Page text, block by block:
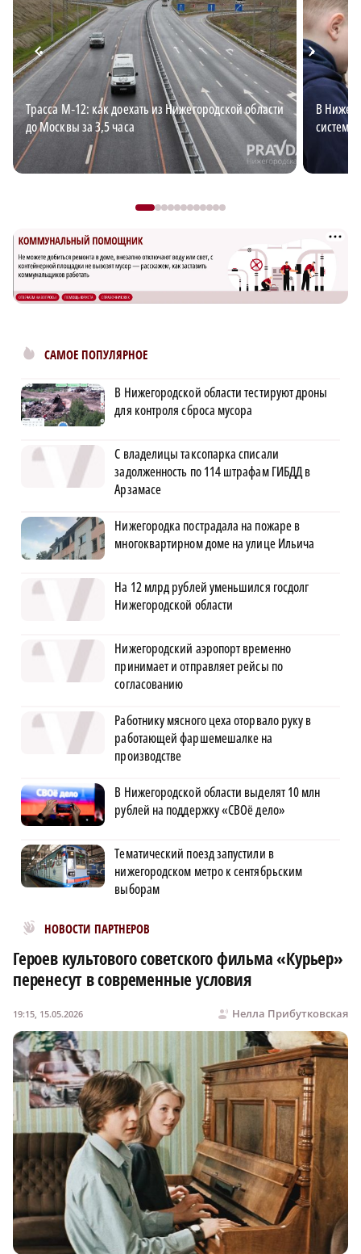
Трасса М‑12: как доехать из Нижегородской области
до Москвы за 3,5 часа
В
система
САМОЕ ПОПУЛЯРНОЕ
В Нижегородской области тестируют дроны
для контроля сброса мусора
С владелицы таксопарка списали
задолженность по 114 штрафам ГИБДД в
Арзамасе
Нижегородка пострадала на пожаре в
многоквартирном доме на улице Ильича
На 12 млрд рублей уменьшился госдолг
Нижегородской области
Нижегородский аэропорт временно
принимает и отправляет рейсы по
согласованию
Работнику мясного цеха оторвало руку в
работающей фаршемешалке на
производстве
В Нижегородской области выделят 10 млн
рублей на поддержку «СВОё дело»
Тематический поезд запустили в
нижегородском метро к сентябрьским
выборам
НОВОСТИ ПАРТНЕРОВ
Новости МирТесен
Героев культового советского фильма «Курьер»
перенесут в современные условия
Нелла Прибутковская
19:15, 15.05.2026